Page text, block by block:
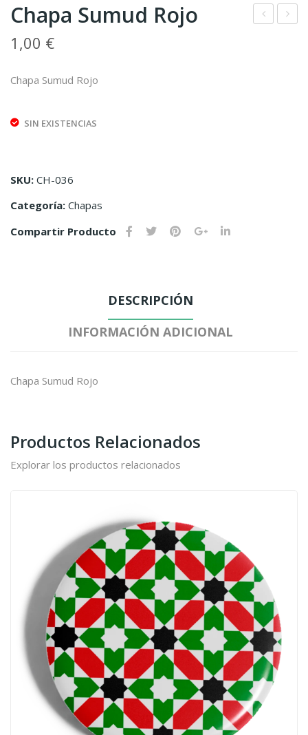
Chapa Sumud Rojo
1,00 €
Chapa Sumud Rojo
SIN EXISTENCIAS
SKU: CH-036
Categoría: Chapas
Compartir Producto
DESCRIPCIÓN
INFORMACIÓN ADICIONAL
Chapa Sumud Rojo
Productos Relacionados
Explorar los productos relacionados